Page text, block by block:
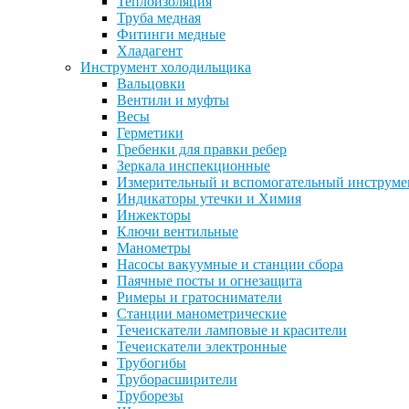
Труба медная
Фитинги медные
Хладагент
Инструмент холодильщика
Вальцовки
Вентили и муфты
Весы
Герметики
Гребенки для правки ребер
Зеркала инспекционные
Измерительный и вспомогательный
Индикаторы утечки и Химия
Инжекторы
Ключи вентильные
Манометры
Насосы вакуумные и станции сбора
Паячные посты и огнезащита
Римеры и гратосниматели
Станции манометрические
Течеискатели ламповые и красители
Течеискатели электронные
Трубогибы
Труборасширители
Труборезы